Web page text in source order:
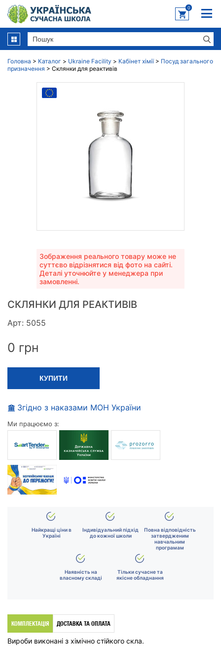
0
Головна > Каталог > Ukraine Facility > Кабінет хімії> Посуд загального
призначення > Склянки для реактивів
Зображення реального товару може не
суттєво відрізнятися від фото на сайті.
Деталі уточнюйте у менеджера при
замовленні.
СКЛЯНКИ ДЛЯ РЕАКТИВІВ
Арт: 5055
0 грн
КУПИТИ
Згідно з наказами МОН України
Ми працюємо з:
Найкращі ціни в
Україні
Індивідуальний підхід
до кожної школи
Повна відповідність
затвердженим
навчальним
програмам
Наявність на
власному складі
Тільки сучасне та
якісне обладнання
КОМПЛЕКТАЦІЯ ДОСТАВКА ТА ОПЛАТА
Вироби виконані з хімічно стійкого скла.